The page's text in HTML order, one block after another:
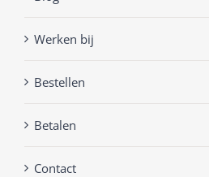
Werken bij
Bestellen
Betalen
Contact